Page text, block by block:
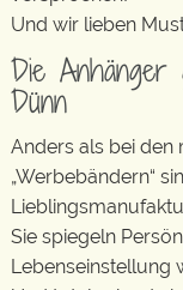
Und wir lieben
Die Anhänger
Dünn
Anders als bei den
„Werbebändern“
Sie spiegeln
Lebenseinstellung